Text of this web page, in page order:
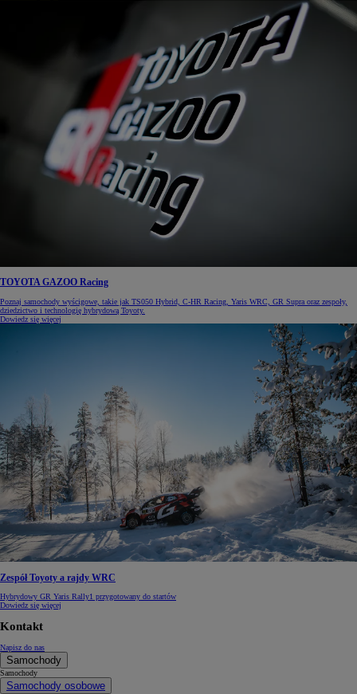
TOYOTA GAZOO Racing
Poznaj samochody wyścigowe, takie jak TS050 Hybrid, C-HR Racing, Yaris WRC, GR Supra oraz zespoły,
dziedzictwo i technologię hybrydową Toyoty.
Dowiedz się więcej
Zespół Toyoty a rajdy WRC
Hybrydowy GR Yaris Rally1 przygotowany do startów
Dowiedz się więcej
Kontakt
Napisz do nas
Samochody
Samochody
Samochody osobowe